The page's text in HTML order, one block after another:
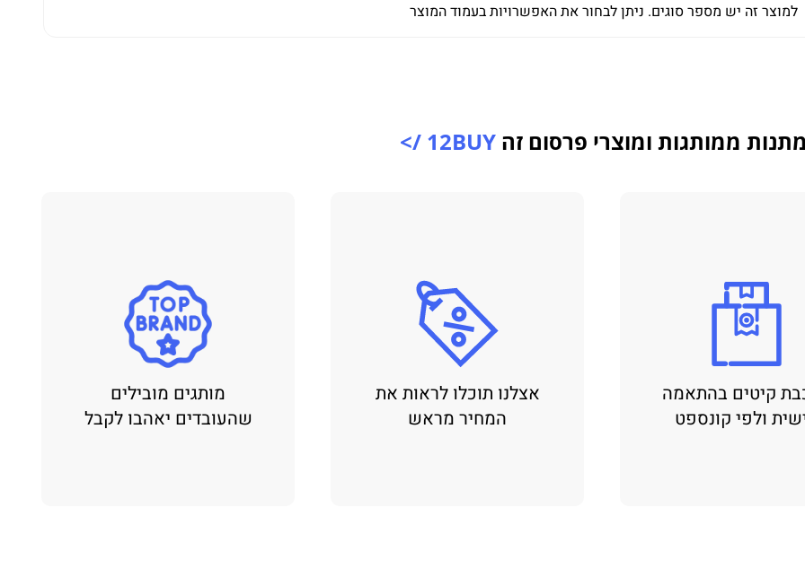
למוצר זה יש מספר סוגים. ניתן לבחור את האפשרויות בעמוד המוצר
ממותגות ומוצרי פרסום זה 12BUY />
קיטים בהתאמה
ולפי קונספט
אצלנו תוכלו לראות את
המחיר מראש
מותגים מובילים
שהעובדים יאהבו לקבל